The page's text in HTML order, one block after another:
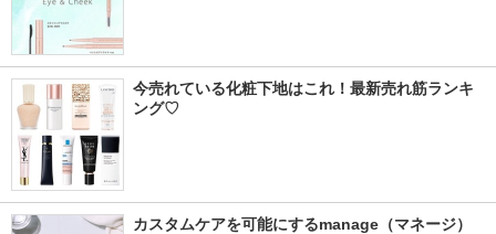
今売れている化粧下地はこれ！最新売れ筋ランキ
ング♡
カスタムケアを可能にするmanage（マネージ）